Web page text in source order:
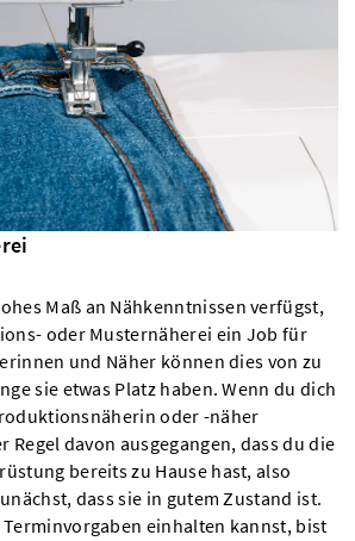
Maß an Nähkenntnissen verfügst,
oder Musternäherei ein Job für
und Näher können dies von zu
sie etwas Platz haben. Wenn du dich
oder -näher
Regel davon ausgegangen, dass du die
bereits zu Hause hast, also
dass sie in gutem Zustand ist.
einhalten kannst, bist